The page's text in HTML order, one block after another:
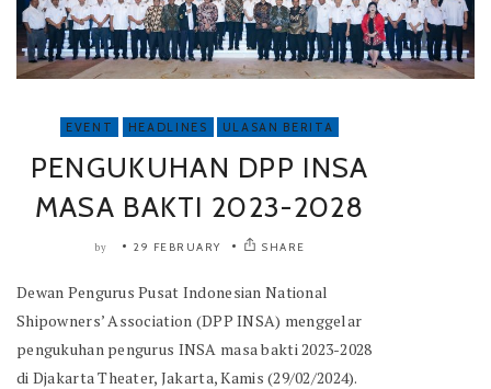
EVENT HEADLINES ULASAN BERITA
PENGUKUHAN DPP INSA
MASA BAKTI 2023-2028
by 29 FEBRUARY SHARE
Dewan Pengurus Pusat Indonesian National
Shipowners’ Association (DPP INSA) menggelar
pengukuhan pengurus INSA masa bakti 2023-2028
di Djakarta Theater, Jakarta, Kamis (29/02/2024).